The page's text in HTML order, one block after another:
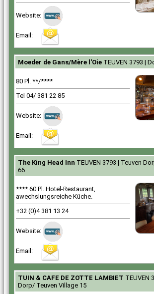
Website:
Email:
Moeder de Gans/Mère l'Oie TEUVEN 3793 |
80 Pl. **/****
Tel 04/ 381 22 85
Website:
Email:
The King Head Inn TEUVEN 3793 | Teuven
66
**** 60 Pl. Hotel-Restaurant,
awechslungsreiche Küche.
+32 (0)4 381 13 24
Website:
Email:
TUIN & CAFE DE ZOTTE LAMBIET TEUVEN
Dorp/ Teuven Village 15